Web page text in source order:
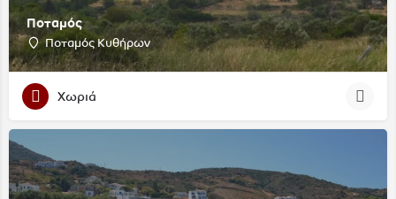
Ποταμός
Ποταμός Κυθήρων
Χωριά